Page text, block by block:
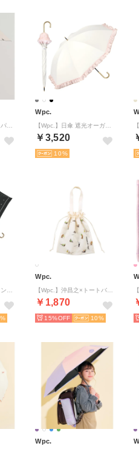
Wpc.
￥3,520
10
Wpc.
￥1,870
15% 10
Wpc.